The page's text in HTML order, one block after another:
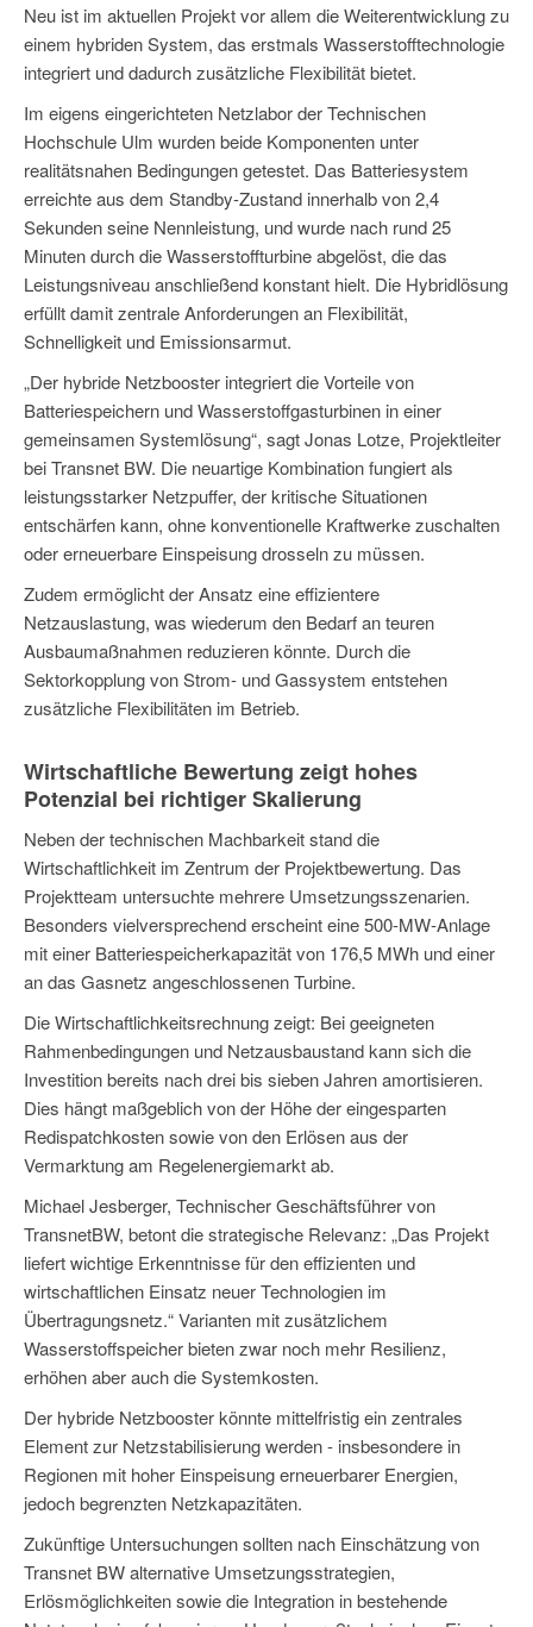
Neu ist im aktuellen Projekt vor allem die Weiterentwicklung zu
einem hybriden System, das erstmals Wasserstofftechnologie
integriert und dadurch zusätzliche Flexibilität bietet.
Im eigens eingerichteten Netzlabor der Technischen
Hochschule Ulm wurden beide Komponenten unter
realitätsnahen Bedingungen getestet. Das Batteriesystem
erreichte aus dem Standby-Zustand innerhalb von 2,4
Sekunden seine Nennleistung, und wurde nach rund 25
Minuten durch die Wasserstoffturbine abgelöst, die das
Leistungsniveau anschließend konstant hielt. Die Hybridlösung
erfüllt damit zentrale Anforderungen an Flexibilität,
Schnelligkeit und Emissionsarmut.
„Der hybride Netzbooster integriert die Vorteile von
Batteriespeichern und Wasserstoffgasturbinen in einer
gemeinsamen Systemlösung“, sagt Jonas Lotze, Projektleiter
bei Transnet BW. Die neuartige Kombination fungiert als
leistungsstarker Netzpuffer, der kritische Situationen
entschärfen kann, ohne konventionelle Kraftwerke zuschalten
oder erneuerbare Einspeisung drosseln zu müssen.
Zudem ermöglicht der Ansatz eine effizientere
Netzauslastung, was wiederum den Bedarf an teuren
Ausbaumaßnahmen reduzieren könnte. Durch die
Sektorkopplung von Strom- und Gassystem entstehen
zusätzliche Flexibilitäten im Betrieb.
Wirtschaftliche Bewertung zeigt hohes
Potenzial bei richtiger Skalierung
Neben der technischen Machbarkeit stand die
Wirtschaftlichkeit im Zentrum der Projektbewertung. Das
Projektteam untersuchte mehrere Umsetzungsszenarien.
Besonders vielversprechend erscheint eine 500-MW-Anlage
mit einer Batteriespeicherkapazität von 176,5 MWh und einer
an das Gasnetz angeschlossenen Turbine.
Die Wirtschaftlichkeitsrechnung zeigt: Bei geeigneten
Rahmenbedingungen und Netzausbaustand kann sich die
Investition bereits nach drei bis sieben Jahren amortisieren.
Dies hängt maßgeblich von der Höhe der eingesparten
Redispatchkosten sowie von den Erlösen aus der
Vermarktung am Regelenergiemarkt ab.
Michael Jesberger, Technischer Geschäftsführer von
TransnetBW, betont die strategische Relevanz: „Das Projekt
liefert wichtige Erkenntnisse für den effizienten und
wirtschaftlichen Einsatz neuer Technologien im
Übertragungsnetz.“ Varianten mit zusätzlichem
Wasserstoffspeicher bieten zwar noch mehr Resilienz,
erhöhen aber auch die Systemkosten.
Der hybride Netzbooster könnte mittelfristig ein zentrales
Element zur Netzstabilisierung werden - insbesondere in
Regionen mit hoher Einspeisung erneuerbarer Energien,
jedoch begrenzten Netzkapazitäten.
Zukünftige Untersuchungen sollten nach Einschätzung von
Transnet BW alternative Umsetzungsstrategien,
Erlösmöglichkeiten sowie die Integration in bestehende